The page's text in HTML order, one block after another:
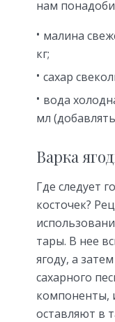
нам
малина
кг;
сахар
вода
мл
Варка
Где следует
косточек?
тары. В нее
ягоду, а
сахарного
компоненты,
оставляют в